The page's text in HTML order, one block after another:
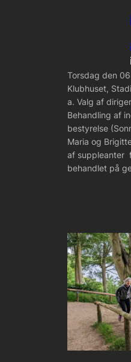
Torsdag den
Klubhuset,
a. Valg af
Behandling af
bestyrelse
Maria og
af suppleanter
behandlet på